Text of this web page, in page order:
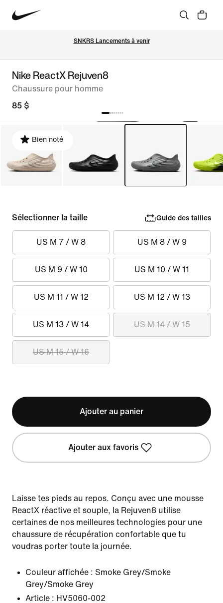
SNKRS Lancements à venir
Nike ReactX Rejuven8
Chaussure pour homme
85 $
Bien noté
Sélectionner la taille Guide des tailles
US M 7 / W 8 US M 8 / W 9
US M 9 / W 10 US M 10 / W 11
US M 11 / W 12 US M 12 / W 13
US M 13 / W 14 US M 14 / W 15
US M 15 / W 16
Ajouter au panier
Ajouter aux favoris
Laisse tes pieds au repos. Conçu avec une mousse
ReactX réactive et souple, la Rejuven8 utilise
certaines de nos meilleures technologies pour une
chaussure de récupération confortable que tu
voudras porter toute la journée.
Couleur affichée : Smoke Grey/Smoke
Grey/Smoke Grey
Article : HV5060-002